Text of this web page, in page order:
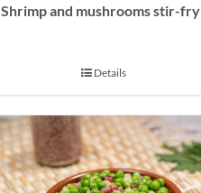
Shrimp and mushrooms stir-fry
Details